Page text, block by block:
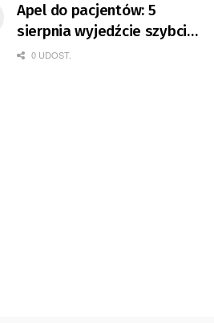
Apel do pacjentów: 5
sierpnia wyjedźcie szybciej
z domów
0 UDOST.